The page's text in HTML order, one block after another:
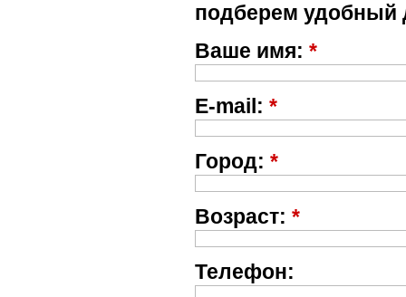
подберем удобный
Ваше имя: *
E-mail: *
Город: *
Возраст: *
Телефон: